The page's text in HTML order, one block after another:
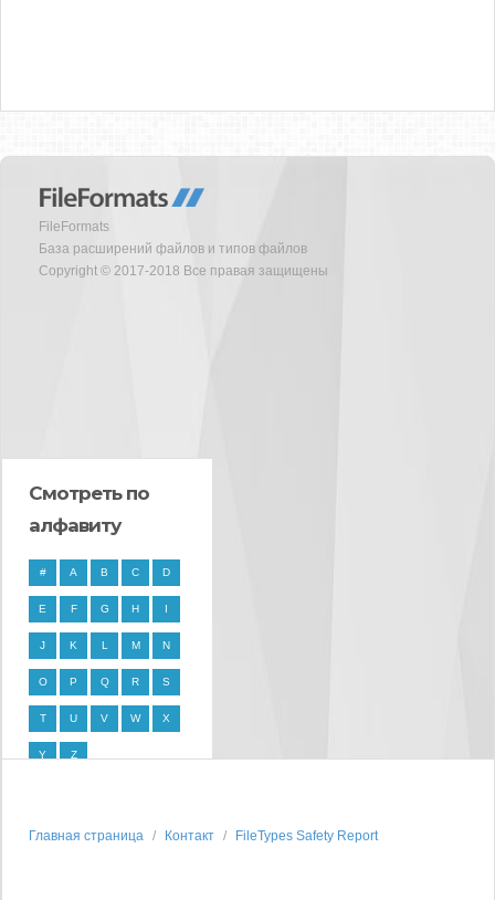
FileFormats
База расширений файлов и типов файлов
Copyright © 2017-2018 Все правая защищены
Смотреть по
алфавиту
# A B C D
E F G H I
J K L M N
O P Q R S
T U V W X
Y Z
Главная страница Контакт FileTypes Safety Report